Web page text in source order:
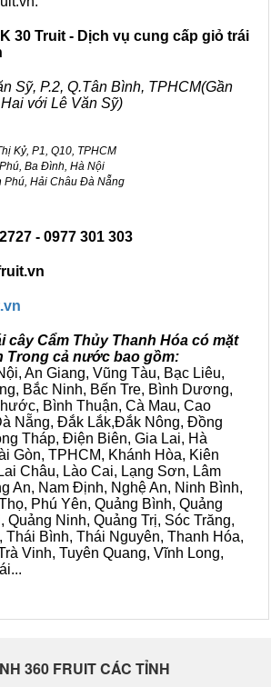
30 Truit - Dịch vụ cung cấp giỏ trái
Sỹ, P.2, Q.Tân Bình, TPHCM(Gần
với Lê Văn Sỹ)
Kỷ, P1, Q10, TPHCM
Ba Đình, Hà Nội
Phú, Hải Châu Đà Nẵng
- 0977 301 303
cây Cẩm Thủy Thanh Hóa có mặt
Trong cả nước bao gồm:
An Giang, Vũng Tàu, Bạc Liêu,
Bắc Ninh, Bến Tre, Bình Dương,
Bình Thuận, Cà Mau, Cao
Nẵng, Đắk Lắk,Đắk Nông, Đồng
Tháp, Điện Biên, Gia Lai, Hà
Gòn, TPHCM, Khánh Hòa, Kiên
Châu, Lào Cai, Lạng Sơn, Lâm
An, Nam Định, Nghệ An, Ninh Bình,
Phú Yên, Quảng Bình, Quảng
Quảng Ninh, Quảng Trị, Sóc Trăng,
Thái Bình, Thái Nguyên, Thanh Hóa,
Vinh, Tuyên Quang, Vĩnh Long,
360 FRUIT CÁC TỈNH